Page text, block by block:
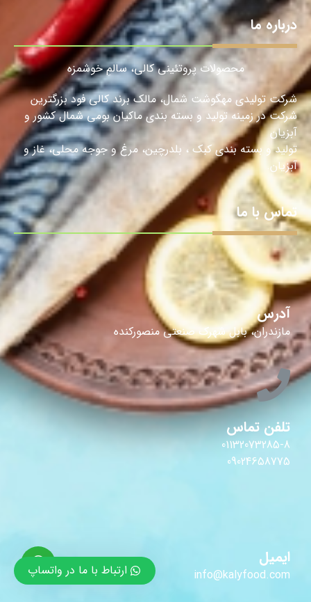
درباره ما
محصولات پروتئینی کالی، سالمِ خوشمزه
شرکت تولیدی مهگوشت شمال، مالک برند کالی فود بزرگترین
شرکت در زمینه تولید و بسته بندی ماکیان بومی شمال کشور و
آبزیان
تولید و بسته بندی کبک ، بلدرچین، مرغ و جوجه محلی، غاز و
آبزیان.
تماس با ما
آدرس
مازندران، بابل شهرک صنعتی منصورکنده
تلفن تماس
01132073285-8
09024658775
ایمیل
info@kalyfood.com ارتباط با ما در واتساپ